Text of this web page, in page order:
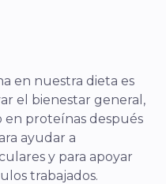
en nuestra dieta es
el bienestar general,
proteínas después
ayudar a
y para apoyar
trabajados.